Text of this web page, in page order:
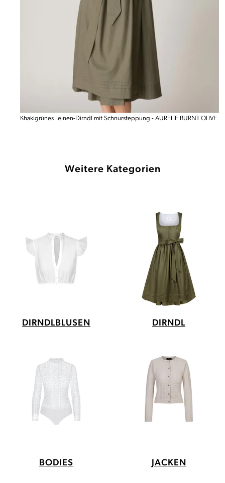
Khakigrünes Leinen-Dirndl mit Schnursteppung - AURELIE BURNT OLIVE
Weitere Kategorien
DIRNDLBLUSEN DIRNDL
BODIES JACKEN